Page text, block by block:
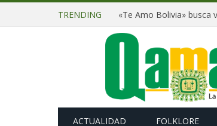
TRENDING
ACTUALIDAD FOLKLORE